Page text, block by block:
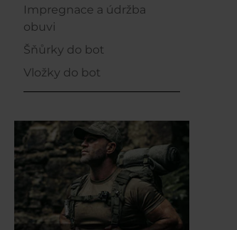
Impregnace a údržba
obuvi
Šňůrky do bot
Vložky do bot